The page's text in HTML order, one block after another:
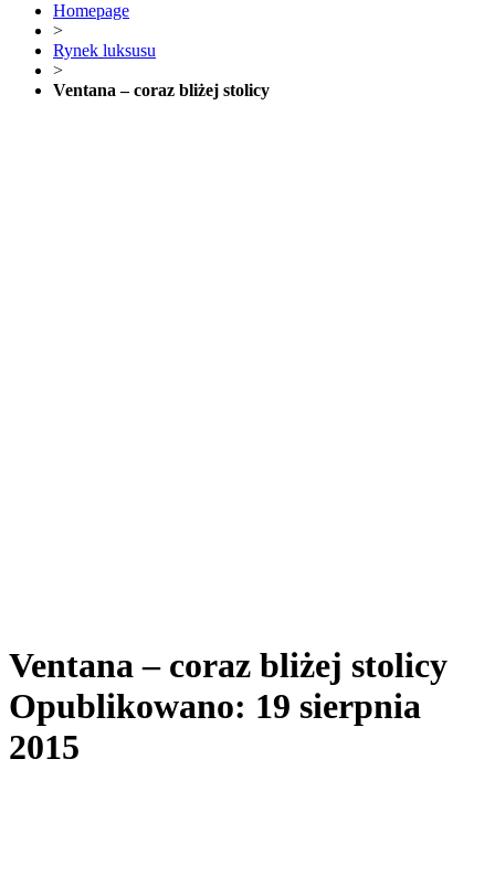
Homepage
>
Rynek luksusu
>
Ventana – coraz bliżej stolicy
Ventana – coraz bliżej stolicy
Opublikowano: 19 sierpnia
2015